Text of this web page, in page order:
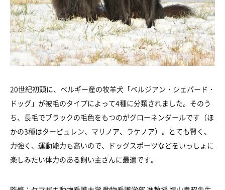
20世紀初頭に、ベルギー産の牧羊犬「ベルジアン・シェパード・
ドッグ」が被毛のタイプによって4種に分類されました。そのう
ち、長毛でブラックの毛色をもつのがグローネンダールです（ほ
かの3種はタービュレン、マリノア、ラケノア）。とても賢く、
力強く、運動能力も高いので、ドッグスポーツなどをいっしょに
楽しみたい体力のある飼い主さんに最適です。